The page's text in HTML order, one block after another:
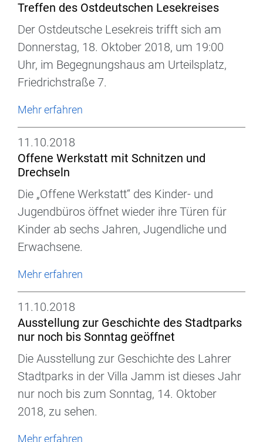
Treffen des Ostdeutschen Lesekreises
Der Ostdeutsche Lesekreis trifft sich am
Donnerstag, 18. Oktober 2018, um 19:00
Uhr, im Begegnungshaus am Urteilsplatz,
Friedrichstraße 7.
Mehr erfahren
11.10.2018
Offene Werkstatt mit Schnitzen und
Drechseln
Die „Offene Werkstatt“ des Kinder- und
Jugendbüros öffnet wieder ihre Türen für
Kinder ab sechs Jahren, Jugendliche und
Erwachsene.
Mehr erfahren
11.10.2018
Ausstellung zur Geschichte des Stadtparks
nur noch bis Sonntag geöffnet
Die Ausstellung zur Geschichte des Lahrer
Stadtparks in der Villa Jamm ist dieses Jahr
nur noch bis zum Sonntag, 14. Oktober
2018, zu sehen.
Mehr erfahren